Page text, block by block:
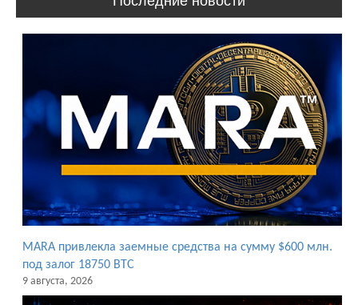
MARA привлекла заемные средства на сумму $600 млн.
под залог 18750 BTC
9 августа, 2026